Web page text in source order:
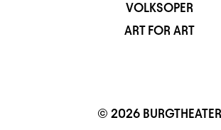
VOLKSOPER
ART FOR ART
© 2026 BURGTHEATER